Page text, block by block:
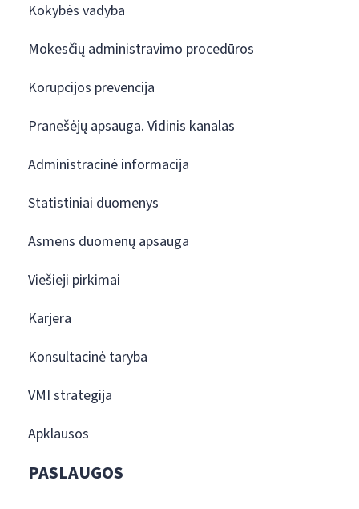
Kokybės vadyba
Mokesčių administravimo procedūros
Korupcijos prevencija
Pranešėjų apsauga. Vidinis kanalas
Administracinė informacija
Statistiniai duomenys
Asmens duomenų apsauga
Viešieji pirkimai
Karjera
Konsultacinė taryba
VMI strategija
Apklausos
PASLAUGOS